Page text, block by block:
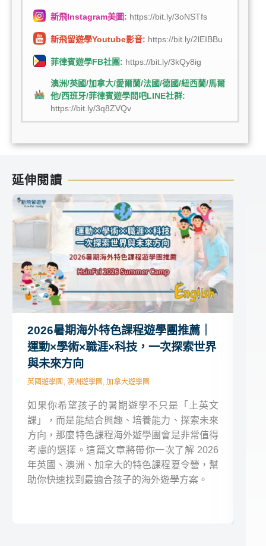
新飛Instagram美圖: https://bit.ly/3oNSTfs
新飛留遊學Youtube影音: https://bit.ly/2lEIBBu
菲律賓遊學FB社團: https://bit.ly/3kQy8ig
澳洲/英國/加拿大/愛爾蘭/法國/德國/紐西蘭/馬爾
他/西班牙/菲律賓遊學問吧LINE社群:
https://bit.ly/3q8ZVQv
延伸閱讀
2026暑期海外特色課程遊學團推薦｜
運動×學術×職涯×科技，一次探索世界
與未來方向
英國遊學團, 澳洲遊學團, 加拿大遊學團
如果你希望孩子的暑期遊學不只是「上英文
課」，而是能結合興趣、培養能力、探索未來
方向，那麼特色課程海外遊學團會是非常值得
考慮的選擇。這篇文章將帶你一次了解 2026
年英國、澳洲、加拿大的特色課程夏令營，幫
助你快速找到最適合孩子的海外遊學方案。